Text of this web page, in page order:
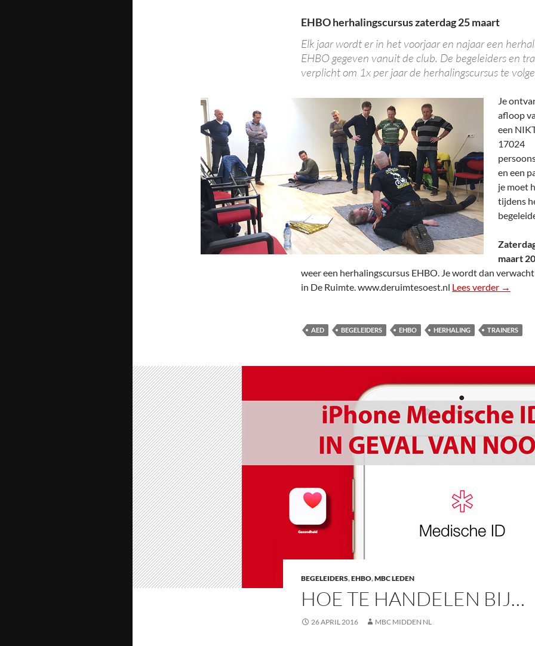
EHBO herhalingscursus zaterdag 25 maart
Elk jaar wordt er in het voorjaar en najaar een
EHBO gegeven vanuit de club. De begeleiders en
verplicht om 1x per jaar de herhalingscursus te
Je
afloop
een
17024
en een
je moet
tijdens
maart
weer een herhalingscursus EHBO. Je wordt dan
in De Ruimte. www.deruimtesoest.nl Lees verder EHBO
→
AED BEGELEIDERS EHBO HERHALING TRAINERS
BEGELEIDERS,EHBO,MBC LEDEN
HOE TE HANDELEN BIJ…
26 APRIL 2016 MBC MIDDEN NL